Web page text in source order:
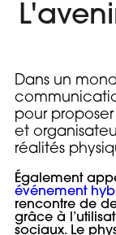
04
05
06 Nos
07 Nos
Dans un
pour
et
réalités
Également
événement
rencontre de
grâce à
sociaux. Le